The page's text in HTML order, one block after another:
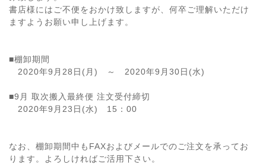
書店様にはご不便をおかけ致しますが、何卒ご理解いただけ
ますようお願い申し上げます。
■棚卸期間
2020年9月28日(月) ～ 2020年9月30日(水)
■9月 取次搬入最終便 注文受付締切
2020年9月23日(水) 15：00
なお、棚卸期間中もFAXおよびメールでのご注文を承ってお
ります。よろしければご活用下さい。